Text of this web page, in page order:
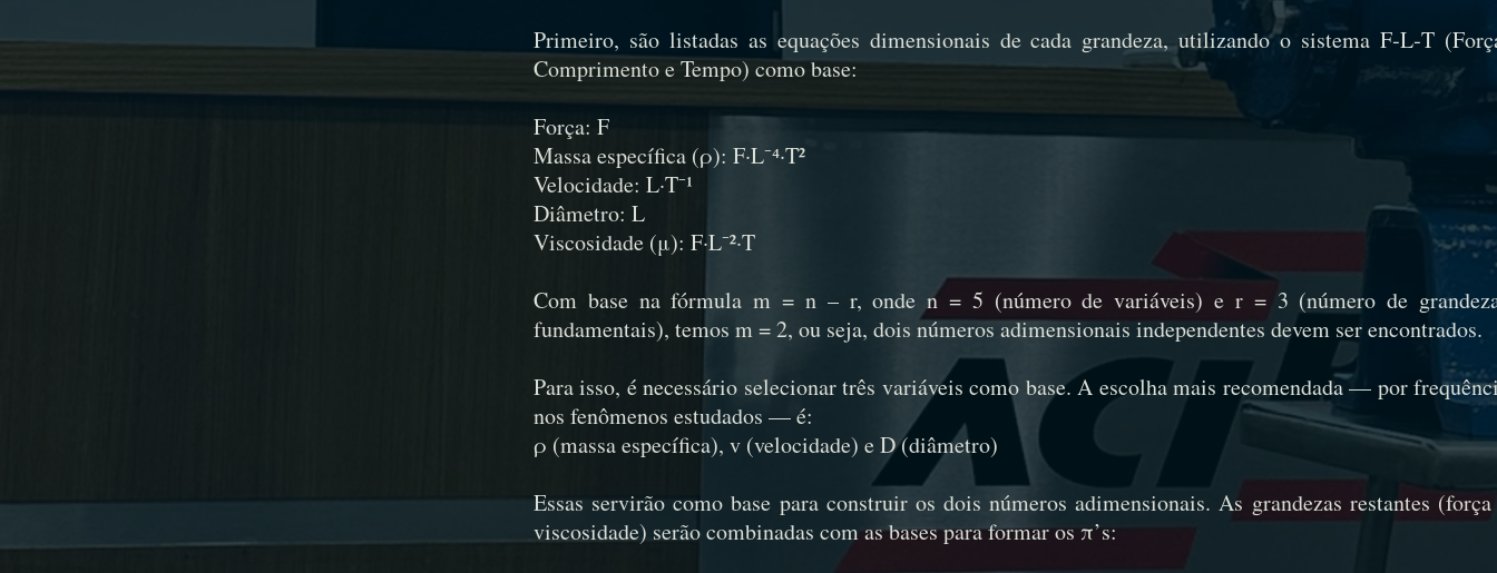
Primeiro, são listadas as equações dimensionais de cada grandeza, utilizando o sistema F‑L‑T
Comprimento e Tempo) como base:
Força: F
Massa específica (ρ): F·L⁻⁴·T²
Velocidade: L·T⁻¹
Diâmetro: L
Viscosidade (μ): F·L⁻²·T
Com base na fórmula m = n – r, onde n = 5 (número de variáveis) e r = 3 (número de
fundamentais), temos m = 2, ou seja, dois números adimensionais independentes devem ser encontrados.
Para isso, é necessário selecionar três variáveis como base. A escolha mais recomendada — por
nos fenômenos estudados — é:
ρ (massa específica), v (velocidade) e D (diâmetro)
Essas servirão como base para construir os dois números adimensionais. As grandezas restantes
viscosidade) serão combinadas com as bases para formar os π’s: